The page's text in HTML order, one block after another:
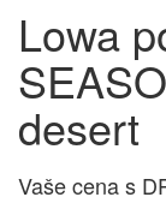
Lowa
desert
Vaše cena s